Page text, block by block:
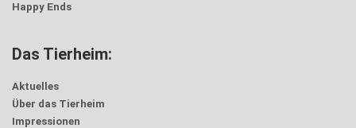
Happy Ends
Das Tierheim:
Aktuelles
Über das Tierheim
Impressionen